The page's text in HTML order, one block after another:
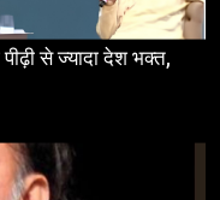
से ज्यादा देश भक्त,